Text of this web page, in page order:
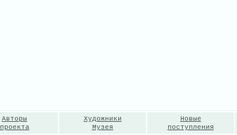
Авторы
проекта
Художники
Музея
Новые
поступления